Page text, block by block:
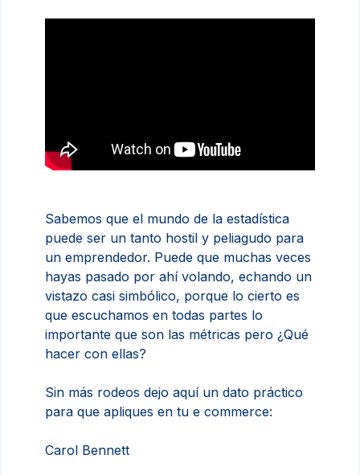
Sabemos que el mundo de la estadística
puede ser un tanto hostil y peliagudo para
un emprendedor. Puede que muchas veces
hayas pasado por ahí volando, echando un
vistazo casi simbólico, porque lo cierto es
que escuchamos en todas partes lo
importante que son las métricas pero ¿Qué
hacer con ellas?
Sin más rodeos dejo aquí un dato práctico
para que apliques en tu e commerce:
Carol Bennett